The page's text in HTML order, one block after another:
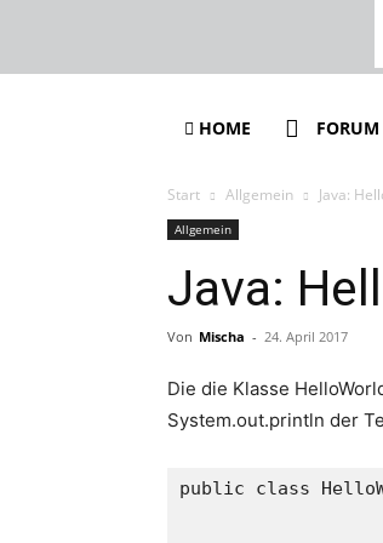
HOME FORUM
Start Allgemein Java:
Allgemein
Java:
Von Mischa - 24. April 2017
Die die Klasse
System.out.println der
public class